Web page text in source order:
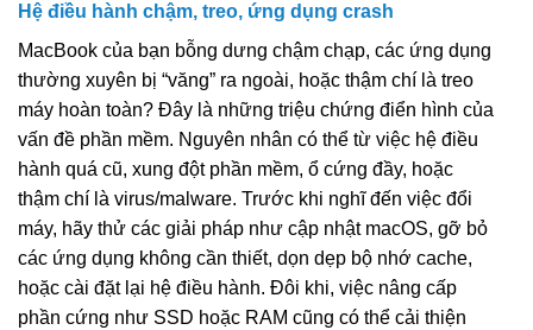
Hệ điều hành chậm, treo, ứng dụng crash
MacBook của bạn bỗng dưng chậm chạp, các ứng dụng
thường xuyên bị “văng” ra ngoài, hoặc thậm chí là treo
máy hoàn toàn? Đây là những triệu chứng điển hình của
vấn đề phần mềm. Nguyên nhân có thể từ việc hệ điều
hành quá cũ, xung đột phần mềm, ổ cứng đầy, hoặc
thậm chí là virus/malware. Trước khi nghĩ đến việc đổi
máy, hãy thử các giải pháp như cập nhật macOS, gỡ bỏ
các ứng dụng không cần thiết, dọn dẹp bộ nhớ cache,
hoặc cài đặt lại hệ điều hành. Đôi khi, việc nâng cấp
phần cứng như SSD hoặc RAM cũng có thể cải thiện